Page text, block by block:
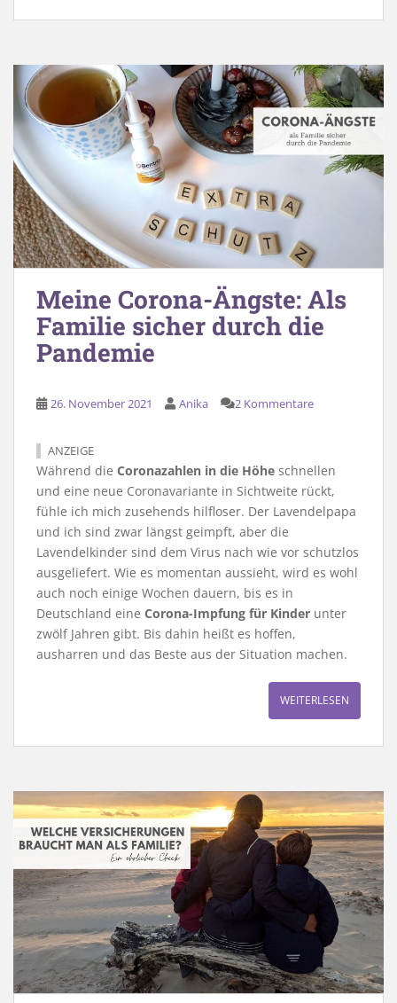
Meine Corona-Ängste: Als
Familie sicher durch die
Pandemie
26. November 2021 Anika 2 Kommentare
ANZEIGE
Während die Coronazahlen in die Höhe schnellen
und eine neue Coronavariante in Sichtweite rückt,
fühle ich mich zusehends hilfloser. Der Lavendelpapa
und ich sind zwar längst geimpft, aber die
Lavendelkinder sind dem Virus nach wie vor schutzlos
ausgeliefert. Wie es momentan aussieht, wird es wohl
auch noch einige Wochen dauern, bis es in
Deutschland eine Corona-Impfung für Kinder unter
zwölf Jahren gibt. Bis dahin heißt es hoffen,
ausharren und das Beste aus der Situation machen.
WEITERLESEN